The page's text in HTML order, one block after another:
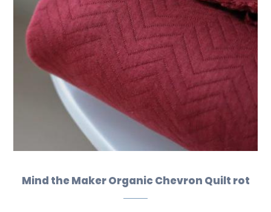
Mind the Maker Organic Chevron Quilt rot